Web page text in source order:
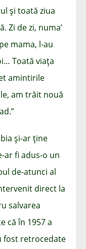
și toată ziua
Zi de zi, numa’
mama, l-au
Toată viața
amintirile
am trăit nouă
și-ar ține
ar fi adus-o un
de-atunci al
direct la
salvarea
că în 1957 a
fost retrocedate